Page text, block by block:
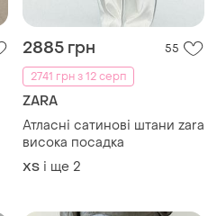
2885 грн
55
2741 грн з 12 серп
ZARA
Атласні сатинові штани zara
висока посадка
ХS і ще 2